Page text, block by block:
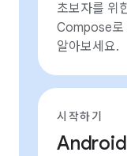
초보자를 위
Compose로
알아보세요.
시작하기
Android